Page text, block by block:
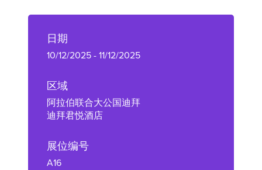
日期
10/12/2025 - 11/12/2025
区域
阿拉伯联合大公国迪拜
迪拜君悦酒店
展位编号
A16